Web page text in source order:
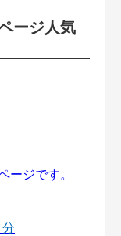
ージ人気